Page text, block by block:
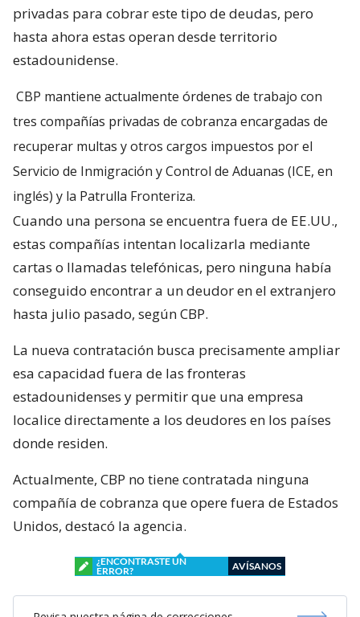
privadas para cobrar este tipo de deudas, pero
hasta ahora estas operan desde territorio
estadounidense.
CBP mantiene actualmente órdenes de trabajo con
tres compañías privadas de cobranza encargadas de
recuperar multas y otros cargos impuestos por el
Servicio de Inmigración y Control de Aduanas (ICE, en
inglés) y la Patrulla Fronteriza.
Cuando una persona se encuentra fuera de EE.UU.,
estas compañías intentan localizarla mediante
cartas o llamadas telefónicas, pero ninguna había
conseguido encontrar a un deudor en el extranjero
hasta julio pasado, según CBP.
La nueva contratación busca precisamente ampliar
esa capacidad fuera de las fronteras
estadounidenses y permitir que una empresa
localice directamente a los deudores en los países
donde residen.
Actualmente, CBP no tiene contratada ninguna
compañía de cobranza que opere fuera de Estados
Unidos, destacó la agencia.
¿ENCONTRASTE UN
ERROR?
AVÍSANOS